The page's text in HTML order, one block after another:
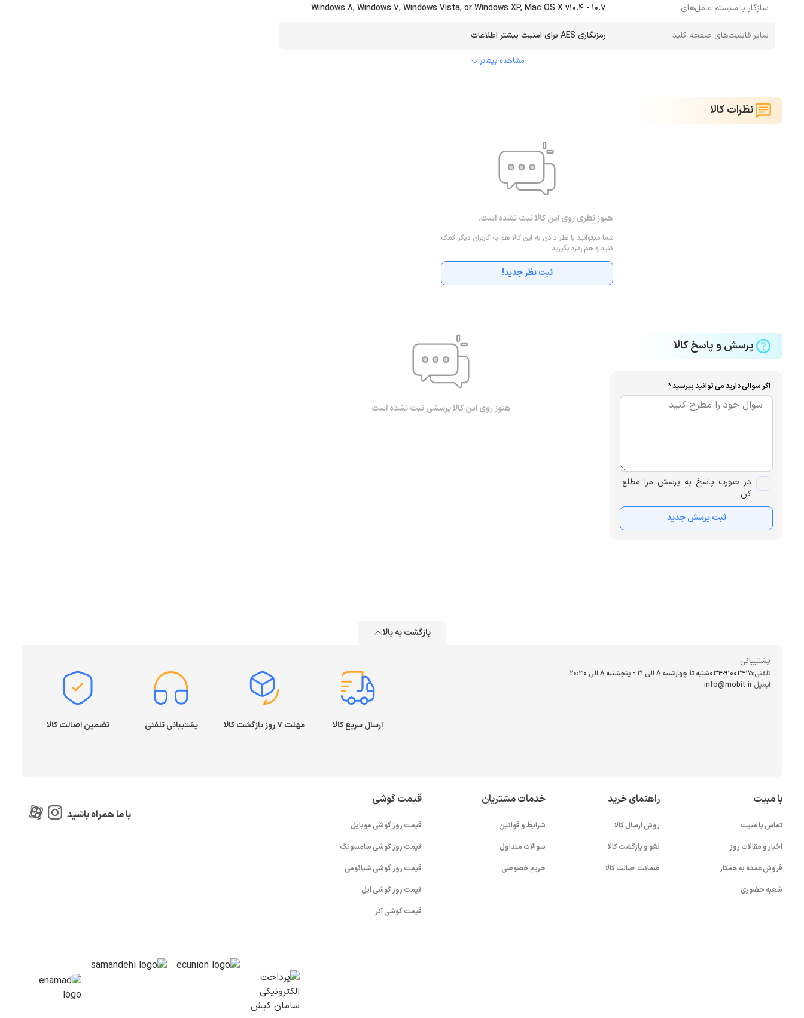
سازگار با سیستم عامل‌های Windows 8, Windows 7, Windows Vista, or Windows XP, Mac OS X v10.4 - 10.7
سایر قابلیت‌های صفحه کلید رمزنگاری AES برای امنیت بیشتر اطلاعات
مشاهده بیشتر
نظرات کالا
هنوز نظری روی این کالا ثبت نشده است.
شما میتوانید با نظر دادن به این کالا هم به کاربران دیگر کمک
کنید و هم زمرد بگیرید
ثبت نظر جدید!
پرسش و پاسخ کالا
اگر سوالی دارید می توانید بپرسید *
در صورت پاسخ به پرسش مرا مطلع
کن
ثبت پرسش جدید
هنوز روی این کالا پرسشی ثبت نشده است
بازگشت به بالا
پشتیبانی
تلفنی:034-91002425شنبه تا چهارشنبه ۸ الی ۲۱ - پنجشنبه 8 الی ۲۰:۳۰
ایمیل:info@mobit.ir
ارسال سریع کالا مهلت ۷ روز بازگشت کالا پشتیبانی تلفنی تضمین اصالت کالا
با مبیت
تماس با مبیت
اخبار و مقالات روز
فروش عمده به همکار
شعبه حضوری
راهنمای خرید
روش ارسال کالا
لغو و بازگشت کالا
ضمانت اصالت کالا
خدمات مشتریان
شرایط و قوانین
سوالات متداول
حریم خصوصی
قیمت گوشی
قیمت روز گوشی موبایل
قیمت روز گوشی سامسونگ
قیمت روز گوشی شیائومی
قیمت روز گوشی اپل
قیمت گوشی آنر
با ما همراه باشید